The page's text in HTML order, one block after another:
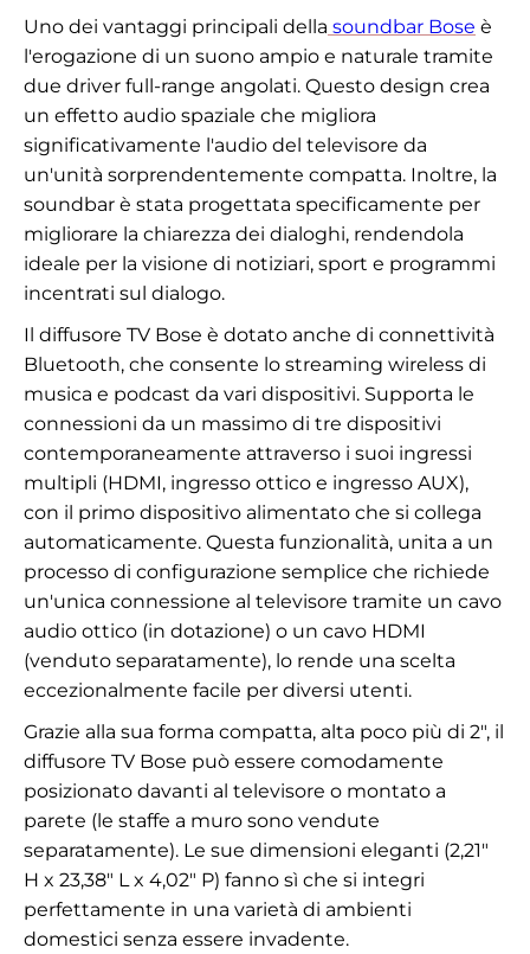
Uno dei vantaggi principali della soundbar Bose è
l'erogazione di un suono ampio e naturale tramite
due driver full-range angolati. Questo design crea
un effetto audio spaziale che migliora
significativamente l'audio del televisore da
un'unità sorprendentemente compatta. Inoltre, la
soundbar è stata progettata specificamente per
migliorare la chiarezza dei dialoghi, rendendola
ideale per la visione di notiziari, sport e programmi
incentrati sul dialogo.
Il diffusore TV Bose è dotato anche di connettività
Bluetooth, che consente lo streaming wireless di
musica e podcast da vari dispositivi. Supporta le
connessioni da un massimo di tre dispositivi
contemporaneamente attraverso i suoi ingressi
multipli (HDMI, ingresso ottico e ingresso AUX),
con il primo dispositivo alimentato che si collega
automaticamente. Questa funzionalità, unita a un
processo di configurazione semplice che richiede
un'unica connessione al televisore tramite un cavo
audio ottico (in dotazione) o un cavo HDMI
(venduto separatamente), lo rende una scelta
eccezionalmente facile per diversi utenti.
Grazie alla sua forma compatta, alta poco più di 2", il
diffusore TV Bose può essere comodamente
posizionato davanti al televisore o montato a
parete (le staffe a muro sono vendute
separatamente). Le sue dimensioni eleganti (2,21"
H x 23,38" L x 4,02" P) fanno sì che si integri
perfettamente in una varietà di ambienti
domestici senza essere invadente.